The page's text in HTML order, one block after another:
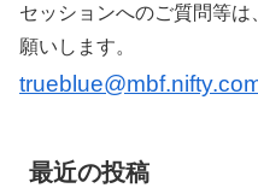
セッションへのご質問等
願いします。
最近の投稿